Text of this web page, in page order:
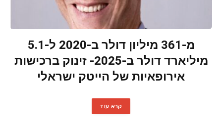
מ-361 מיליון דולר ב-2020 ל-5.1
מיליארד דולר ב-2025- זינוק ברכישות
אירופאיות של הייטק ישראלי
קרא עוד